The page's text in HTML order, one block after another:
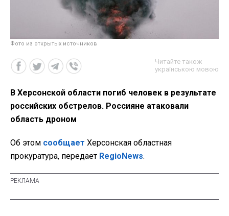
Фото из открытых источников
Читайте також
українською мовою
В Херсонской области погиб человек в результате
российских обстрелов. Россияне атаковали
область дроном
Об этом сообщает Херсонская областная
прокуратура, передает RegioNews.